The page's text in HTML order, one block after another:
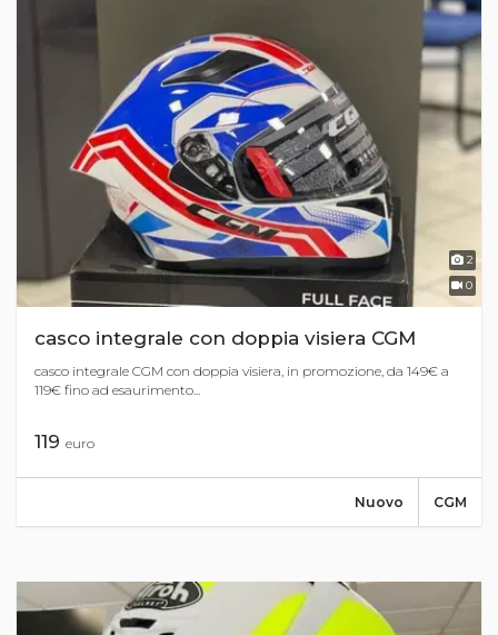
2
0
casco integrale con doppia visiera CGM
casco integrale CGM con doppia visiera, in promozione, da 149€ a
119€ fino ad esaurimento...
119 euro
CGM
Nuovo